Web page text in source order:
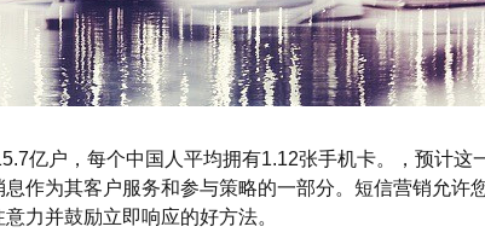
亿户，每个中国人平均拥有1.12张手机卡。，预计这
作为其客户服务和参与策略的一部分。短信营销允许
力并鼓励立即响应的好方法。